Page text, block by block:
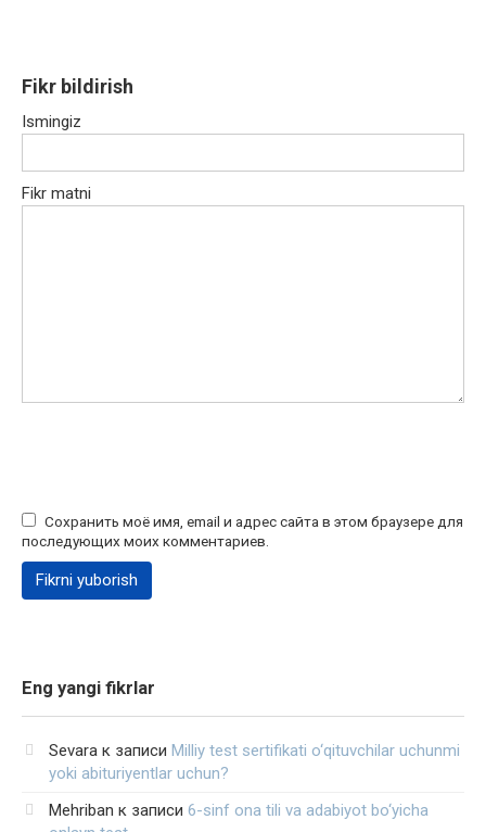
Fikr bildirish
Ismingiz
Fikr matni
Сохранить моё имя, email и адрес сайта в этом браузере для
последующих моих комментариев.
Eng yangi fikrlar
Sevara к записи Milliy test sertifikati o‘qituvchilar uchunmi
yoki abituriyentlar uchun?
Mehriban к записи 6-sinf ona tili va adabiyot bo‘yicha